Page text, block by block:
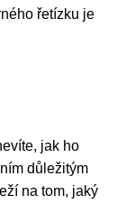
řetízku je
jak ho
důležitým
na tom, jaký